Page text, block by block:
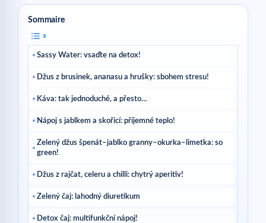
Sommaire
Sassy Water: vsaďte na detox!
Džus z brusinek, ananasu a hrušky: sbohem stresu!
Káva: tak jednoduché, a přesto…
Nápoj s jablkem a skořicí: příjemné teplo!
Zelený džus špenát–jablko granny–okurka–limetka: so
green!
Džus z rajčat, celeru a chilli: chytrý aperitiv!
Zelený čaj: lahodný diuretikum
Detox čaj: multifunkční nápoj!